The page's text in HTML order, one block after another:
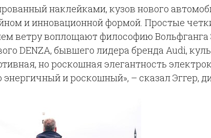
наклейками, кузов нового
и инновационной формой. Простые
ветру воплощают философию Вольфганга
DENZA, бывшего лидера бренда Audi,
но роскошная элегантность
и роскошный», – сказал Эггер,